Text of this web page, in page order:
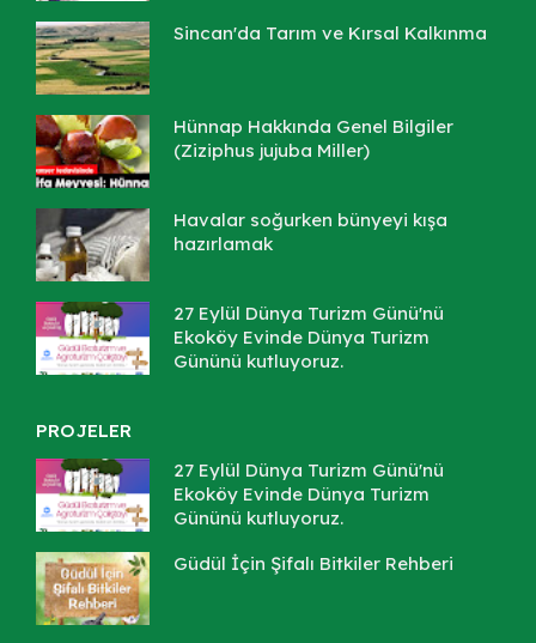
Sincan'da Tarım ve Kırsal Kalkınma
Hünnap Hakkında Genel Bilgiler
(Ziziphus jujuba Miller)
Havalar soğurken bünyeyi kışa
hazırlamak
27 Eylül Dünya Turizm Günü'nü
Ekoköy Evinde Dünya Turizm
Gününü kutluyoruz.
PROJELER
27 Eylül Dünya Turizm Günü'nü
Ekoköy Evinde Dünya Turizm
Gününü kutluyoruz.
Güdül İçin Şifalı Bitkiler Rehberi